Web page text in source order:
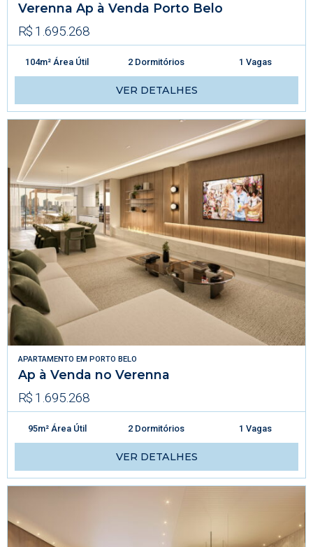
Verenna Ap à Venda Porto Belo
R$ 1.695.268
104m² Área Útil 2 Dormitórios 1 Vagas
VER DETALHES
APARTAMENTO EM PORTO BELO
Ap à Venda no Verenna
R$ 1.695.268
95m² Área Útil 2 Dormitórios 1 Vagas
VER DETALHES